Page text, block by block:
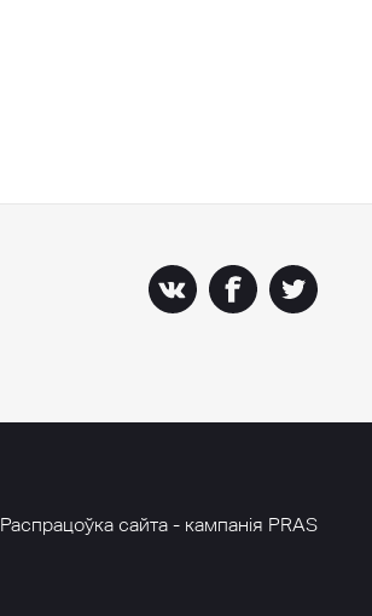
Распрацоўка сайта - кампанія PRAS